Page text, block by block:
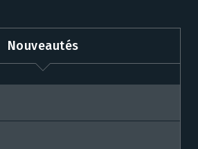
Nouveautés